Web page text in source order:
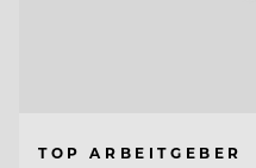
TOP ARBEITGEBER